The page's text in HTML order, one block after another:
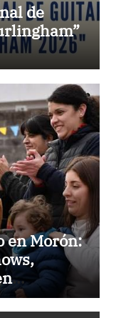
de
en Morón: